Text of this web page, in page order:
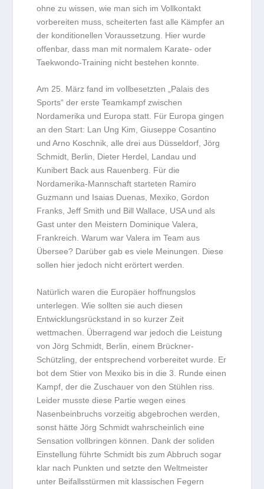
ohne zu wissen, wie man sich im Vollkontakt
vorbereiten muss, scheiterten fast alle Kämpfer an
der konditionellen Voraussetzung. Hier wurde
offenbar, dass man mit normalem Karate- oder
Taekwondo-Training nicht bestehen konnte.
Am 25. März fand im vollbesetzten „Palais des
Sports“ der erste Teamkampf zwischen
Nordamerika und Europa statt. Für Europa gingen
an den Start: Lan Ung Kim, Giuseppe Cosantino
und Arno Koschnik, alle drei aus Düsseldorf, Jörg
Schmidt, Berlin, Dieter Herdel, Landau und
Kunibert Back aus Rauenberg. Für die
Nordamerika-Mannschaft starteten Ramiro
Guzmann und Isaias Duenas, Mexiko, Gordon
Franks, Jeff Smith und Bill Wallace, USA und als
Gast unter den Meistern Dominique Valera,
Frankreich. Warum war Valera im Team aus
Übersee? Darüber gab es viele Meinungen. Diese
sollen hier jedoch nicht erörtert werden.
Natürlich waren die Europäer hoffnungslos
unterlegen. Wie sollten sie auch diesen
Entwicklungsrückstand in so kurzer Zeit
wettmachen. Überragend war jedoch die Leistung
von Jörg Schmidt, Berlin, einem Brückner-
Schützling, der entsprechend vorbereitet wurde. Er
bot dem Stier von Mexiko bis in die 3. Runde einen
Kampf, der die Zuschauer von den Stühlen riss.
Leider musste diese Partie wegen eines
Nasenbeinbruchs vorzeitig abgebrochen werden,
sonst hätte Jörg Schmidt wahrscheinlich eine
Sensation vollbringen können. Dank der soliden
Einstellung führte Schmidt bis zum Abbruch sogar
klar nach Punkten und setzte den Weltmeister
unter Beifallsstürmen mit klassischen Fegern